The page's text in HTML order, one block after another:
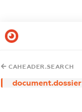
CAHEADER.SEARCH
document.dossier